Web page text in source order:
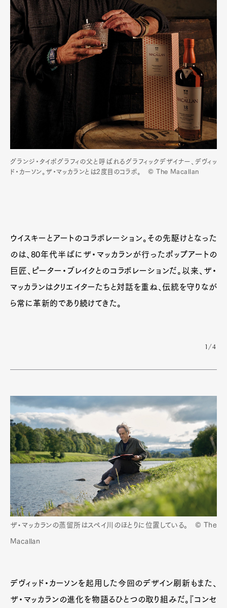
Pen Membership
Magazine
Official Columnist
About
Contact
Pen international Pen tw
グランジ・タイポグラフィの父と呼ばれるグラフィックデザイナー、デヴィッ
ド・カーソン。ザ・マッカランとは2度目のコラボ。 © The Macallan
ウイスキーとアートのコラボレーション。その先駆けとなった
のは、80年代半ばにザ・マッカランが行ったポップアートの
巨匠、ピーター・ブレイクとのコラボレーションだ。以来、ザ・
マッカランはクリエイターたちと対話を重ね、伝統を守りなが
ら常に革新的であり続けてきた。
1/4
ザ・マッカランの蒸留所はスペイ川のほとりに位置している。 © The
Macallan
デヴィッド・カーソンを起用した今回のデザイン刷新もまた、
ザ・マッカランの進化を物語るひとつの取り組みだ。『コンセ